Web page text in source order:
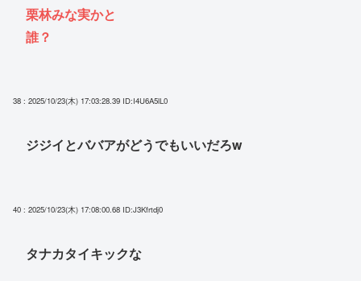
栗林みな実かと
誰？
38 : 2025/10/23(木) 17:03:28.39 ID:I4U6A5lL0
ジジイとババアがどうでもいいだろw
40 : 2025/10/23(木) 17:08:00.68 ID:J3Kfrtdj0
タナカタイキックな